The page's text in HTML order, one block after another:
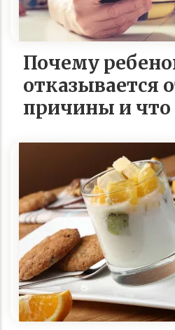
Почему
отказывается
причины и что